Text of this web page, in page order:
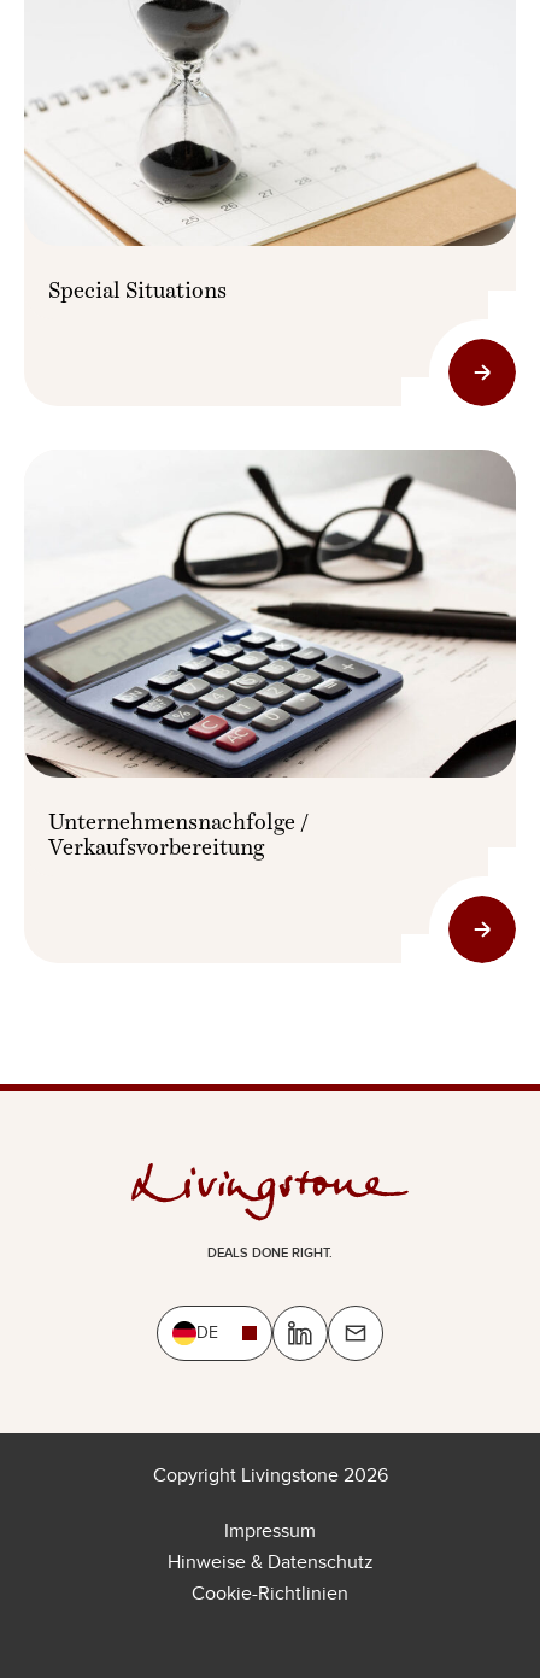
Special Situations
Unternehmensnachfolge /
Verkaufsvorbereitung
DEALS DONE RIGHT.
DE
Copyright Livingstone 2026
Impressum
Hinweise & Datenschutz
Cookie-Richtlinien